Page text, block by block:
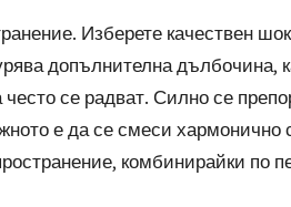
Изберете качествен
допълнителна дълбочина,
се радват. Силно се
е да се смеси
комбинирайки по